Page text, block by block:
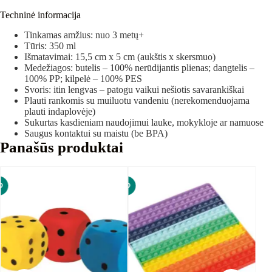
Techninė informacija
Tinkamas amžius: nuo 3 metų+
Tūris: 350 ml
Išmatavimai: 15,5 cm x 5 cm (aukštis x skersmuo)
Medežiagos: butelis – 100% nerūdijantis plienas; dangtelis –
100% PP; kilpelė – 100% PES
Svoris: itin lengvas – patogu vaikui nešiotis savarankiškai
Plauti rankomis su muiluotu vandeniu (nerekomenduojama
plauti indaplovėje)
Sukurtas kasdieniam naudojimui lauke, mokykloje ar namuose
Saugus kontaktui su maistu (be BPA)
Panašūs produktai